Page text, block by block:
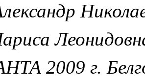
2009 г.